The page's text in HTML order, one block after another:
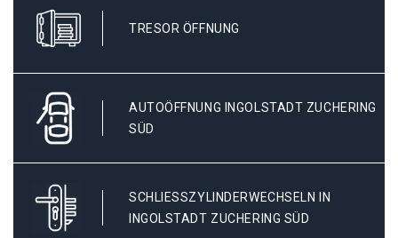
TRESOR ÖFFNUNG
AUTOÖFFNUNG INGOLSTADT ZUCHERING
SÜD
SCHLIESSZYLINDERWECHSELN IN I
NGOLSTADT ZUCHERING SÜD